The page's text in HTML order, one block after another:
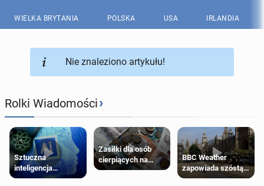
WIELKA BRYTANIA POLSKA USA IRLANDIA
Nie znaleziono artykułu!
Rolki Wiadomości›
Sztuczna
inteligencja
próbowała oszukać
Zasiłki dla osób
cierpiących na
schorzenia
BBC Weather
zapowiada szóstą
falę upałów w